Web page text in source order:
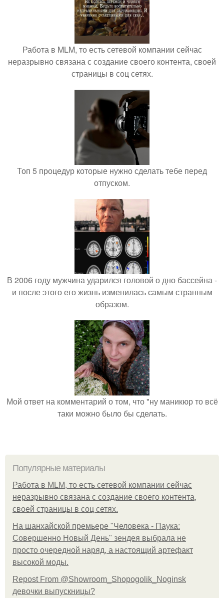
Работа в MLM, то есть сетевой компании сейчас
неразрывно связана с создание своего контента, своей
страницы в соц сетях.
Топ 5 процедур которые нужно сделать тебе перед
отпуском.
В 2006 году мужчина ударился головой о дно бассейна -
и после этого его жизнь изменилась самым странным
образом.
Мой ответ на комментарий о том, что "ну маникюр то всё
таки можно было бы сделать.
Популярные материалы
Работа в MLM, то есть сетевой компании сейчас
неразрывно связана с создание своего контента,
своей страницы в соц сетях.
На шанхайской премьере "Человека - Паука:
Совершенно Новый День" зендея выбрала не
просто очередной наряд, а настоящий артефакт
высокой моды.
Repost From @Showroom_Shopogolik_Noginsk
девочки выпускницы?